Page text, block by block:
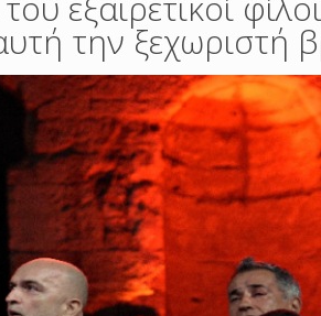
την ξεχωριστή